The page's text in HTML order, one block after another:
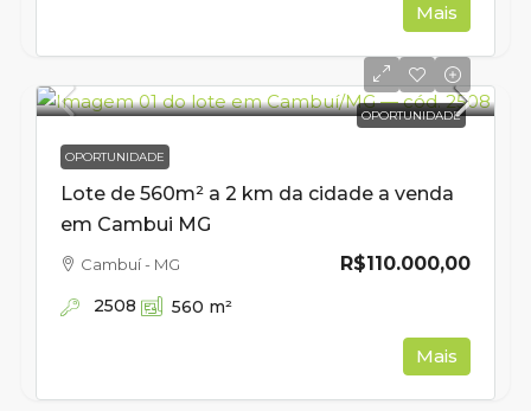
Mais
OPORTUNIDADE
OPORTUNIDADE
Lote de 560m² a 2 km da cidade a venda
em Cambui MG
R$110.000,00
Cambuí - MG
2508 560 m²
Mais